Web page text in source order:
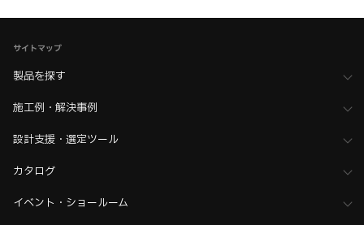
家具金物・建築金物
> 家具用ドア金物 > 全て（家具ドア用金物）
家具金物・建築金物
サイトマップ
製品を探す
施工例・解決事例
設計支援・選定ツール
カタログ
イベント・ショールーム